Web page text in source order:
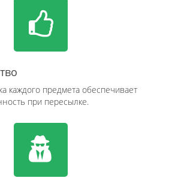
каждого предмета обеспечивает
при пересылке.